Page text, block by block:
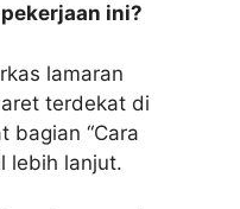
ini?
lamaran
terdekat di
bagian “Cara
lebih lanjut.